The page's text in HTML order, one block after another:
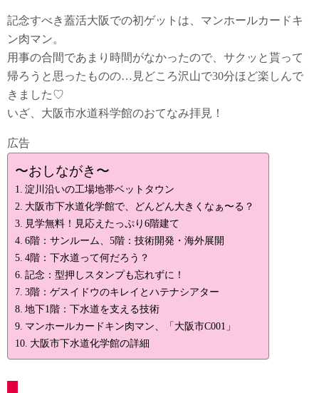
記念すべき蓋活大阪での初ゲットは、マンホールカードキ
ン肉マン。
用事の合間であまり時間がなかったので、サクッと貰って
帰ろうと思ったものの…見どころ沢山で30分ほど楽しんで
きました♡
いざ、大阪市水道科学館のおてなみ拝見！
広告
〜おしながき〜
淀川沿いの工場地帯ベットタウン
大阪市下水道化学館で、どんどん大きくなぁ〜る？
見学無料！見応えたっぷり6階建て
6階：サンルーム、5階：技術開発・海外展開
4階：下水道って何だろう？
記念：型押しスタンプも忘れずに！
3階：ゲスイドウのキレイとハテナシアター
地下1階：下水道を支える技術
マンホールカードキン肉マン、「大阪市C001」
大阪市下水道化学館の詳細